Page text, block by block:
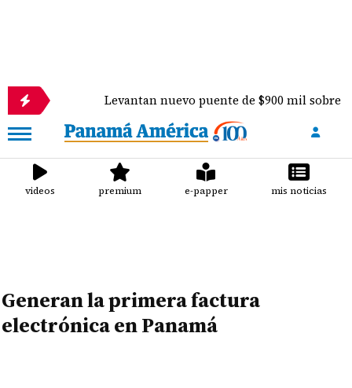
Levantan nuevo puente de $900 mil sobre el río
videos premium e-papper mis noticias
Generan la primera factura
electrónica en Panamá